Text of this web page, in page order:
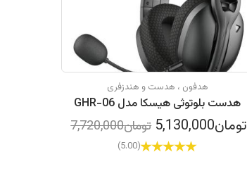
هدفون ، هدست و هندزفری
هدست بلوتوثی هیسکا مدل GHR-06
تومان5,130,000 تومان7,720,000
(5.00)